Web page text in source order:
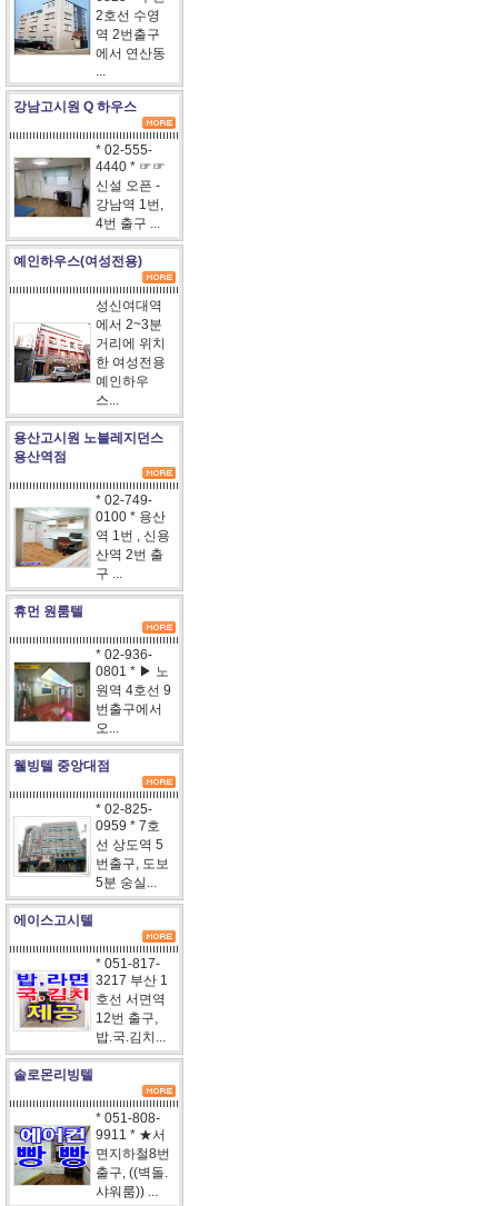
2호선 수영
역 2번출구
에서 연산동
...
강남고시원 Q 하우스
* 02-555-
4440 * ☞☞
신설 오픈 -
강남역 1번,
4번 출구 ...
예인하우스(여성전용)
성신여대역
에서 2~3분
거리에 위치
한 여성전용
예인하우
스...
용산고시원 노블레지던스
용산역점
* 02-749-
0100 * 용산
역 1번 , 신용
산역 2번 출
구 ...
휴먼 원룸텔
* 02-936-
0801 * ▶ 노
원역 4호선 9
번출구에서
오...
웰빙텔 중앙대점
* 02-825-
0959 * 7호
선 상도역 5
번출구, 도보
5분 숭실...
에이스고시텔
* 051-817-
3217 부산 1
호선 서면역
12번 출구,
밥.국.김치...
솔로몬리빙텔
* 051-808-
9911 * ★서
면지하철8번
출구, ((벽돌.
샤워룸)) ...